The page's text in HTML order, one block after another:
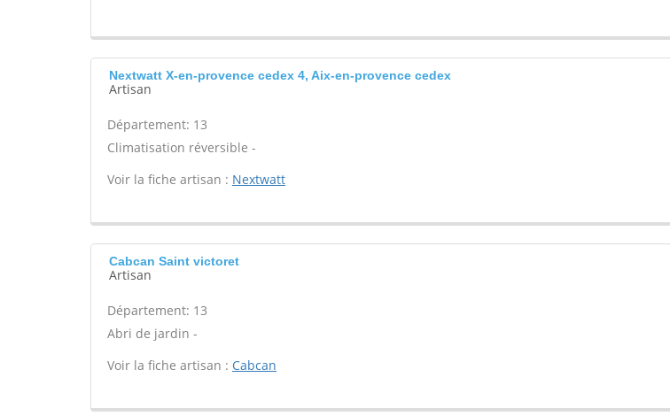
Nextwatt X-en-provence cedex 4, Aix-en-provence cedex
Artisan
Département: 13
Climatisation réversible -
Voir la fiche artisan : Nextwatt
Cabcan Saint victoret
Artisan
Département: 13
Abri de jardin -
Voir la fiche artisan : Cabcan